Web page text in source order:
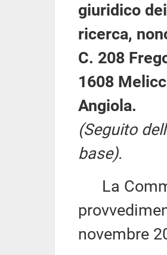
giuridico
ricerca,
C. 208
1608
Angiola.
(Seguito
base).
La
novembre